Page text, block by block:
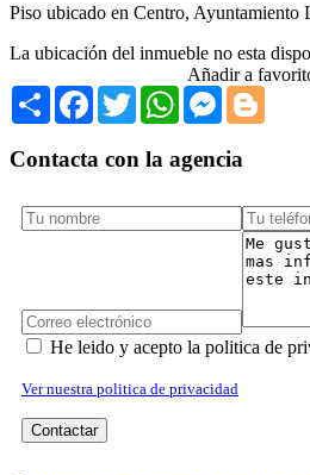
Piso ubicado en Centro, Ayuntamiento
La ubicación del inmueble no esta
Añadir a
Share Facebook
TwitterWhatsAppMessenger
Contacta con la agencia
He leido y acepto la politica de
Ver nuestra politica de privacidad
Contactar